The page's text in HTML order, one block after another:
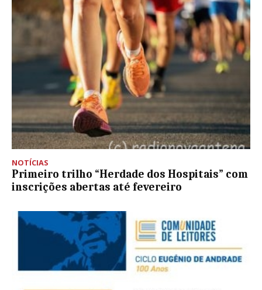
NOTÍCIAS
Primeiro trilho “Herdade dos Hospitais” com
inscrições abertas até fevereiro